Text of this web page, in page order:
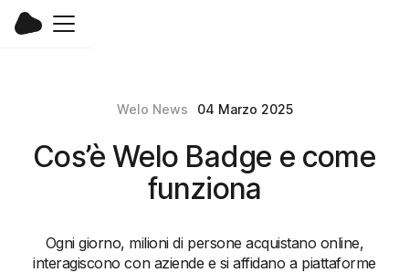
Welo News 04 Marzo 2025
Cos’è Welo Badge e come
funziona
Ogni giorno, milioni di persone acquistano online,
interagiscono con aziende e si affidano a piattaforme